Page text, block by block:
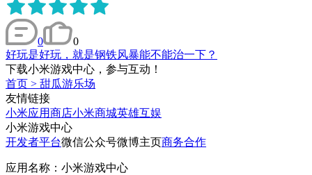
0
0
好玩是好玩，就是钢铁风暴能不能治一下？
下载小米游戏中心，参与互动！
首页 > 甜瓜游乐场
友情链接
小米应用商店小米商城英雄互娱
小米游戏中心
开发者平台微信公众号微博主页商务合作
应用名称：小米游戏中心